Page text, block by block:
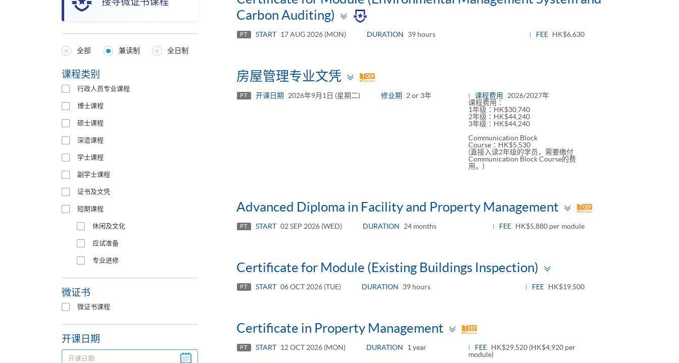
Programmes
Type
全部 兼读制 全日制
课程类别
行政人员专业课程
博士课程
硕士课程
深造课程
学士课程
副学士课程
证书及文凭
短期课程
休闲及文化
应试准备
专业进修
微证书
微证书课程
开课日期
Carbon Auditing)
Toggle
panel
PT START 17 AUG 2026 (MON) DURATION 39 hours FEE HK$6,630
房屋管理专业文凭
Toggle
panel
PT 开课日期 2026年9月1日 (星期二) 修业期 2 or 3年 课程费用
2026/2027年
课程费用∶
1年级∶HK$30,740
2年级∶HK$44,240
3年级∶HK$44,240
Communication Block
Course∶HK$5,530
(直接入读2年级的学员，需要缴付
Communication Block Course的费
用。)
Advanced Diploma in Facility and Property Management
Toggle
panel
PT START 02 SEP 2026 (WED) DURATION 24 months FEE HK$5,880 per module
Certificate for Module (Existing Buildings Inspection)
panel
PT START 06 OCT 2026 (TUE) DURATION 39 hours FEE HK$19,500
Certificate in Property Management
Toggle
panel
PT START 12 OCT 2026 (MON) DURATION 1 year FEE HK$29,520 (HK$4,920 per
module)